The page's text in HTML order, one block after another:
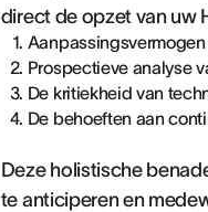
direct de opzet van uw
Prospectieve analyse
De kritiekheid van
De behoeften aan
Deze holistische
te anticiperen en